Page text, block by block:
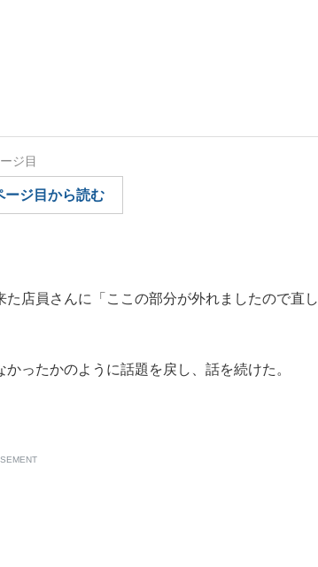
森保一監督...
ジ目
ージ目から読む
店員さんに「ここの部分が外れましたので直し
ったかのように話題を戻し、話を続けた。